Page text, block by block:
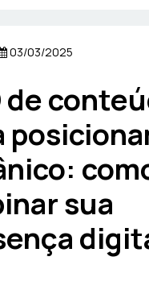
03/03/2025
de
sua